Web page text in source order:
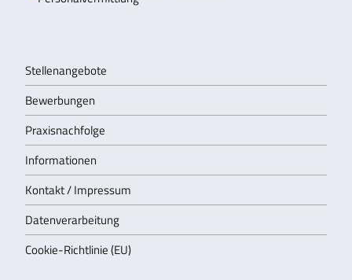
Stellenangebote
Bewerbungen
Praxisnachfolge
Informationen
Kontakt / Impressum
Datenverarbeitung
Cookie-Richtlinie (EU)